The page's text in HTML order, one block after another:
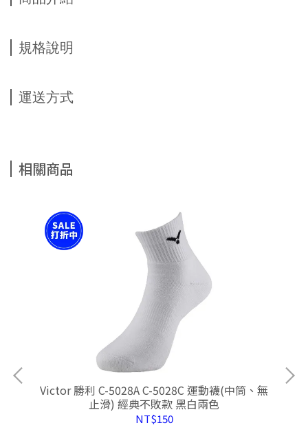
規格說明
運送方式
相關商品
Victor 勝利 C-5028A C-5028C 運動襪(中筒、無
止滑) 經典不敗款 黑白兩色
NT$150